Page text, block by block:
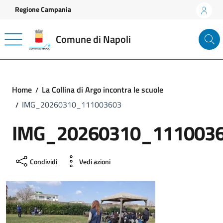
Vai ai contenuti
Vai al footer
Regione Campania
Comune di Napoli
Home
La Collina di Argo incontra le scuole
IMG_20260310_111003603
Condividi Vedi azioni